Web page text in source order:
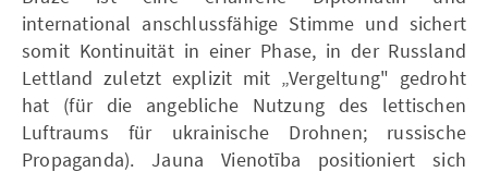
international anschlussfähige Stimme und sichert
somit Kontinuität in einer Phase, in der Russland
Lettland zuletzt explizit mit „Vergeltung" gedroht
hat (für die angebliche Nutzung des lettischen
Luftraums für ukrainische Drohnen; russische
Propaganda). Jauna Vienotība positioniert sich